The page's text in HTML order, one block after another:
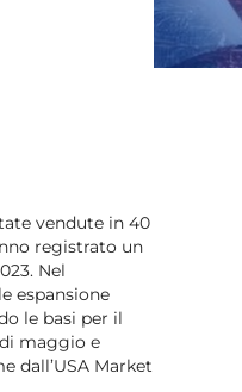
vendute in 40
registrato un
Nel
espansione
le basi per il
maggio e
dall’USA Market